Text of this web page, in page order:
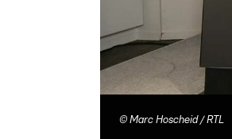
© Marc Hoscheid / RTL